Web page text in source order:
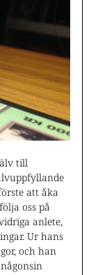
till
att åka
oss på
anlete,
Ur hans
och han